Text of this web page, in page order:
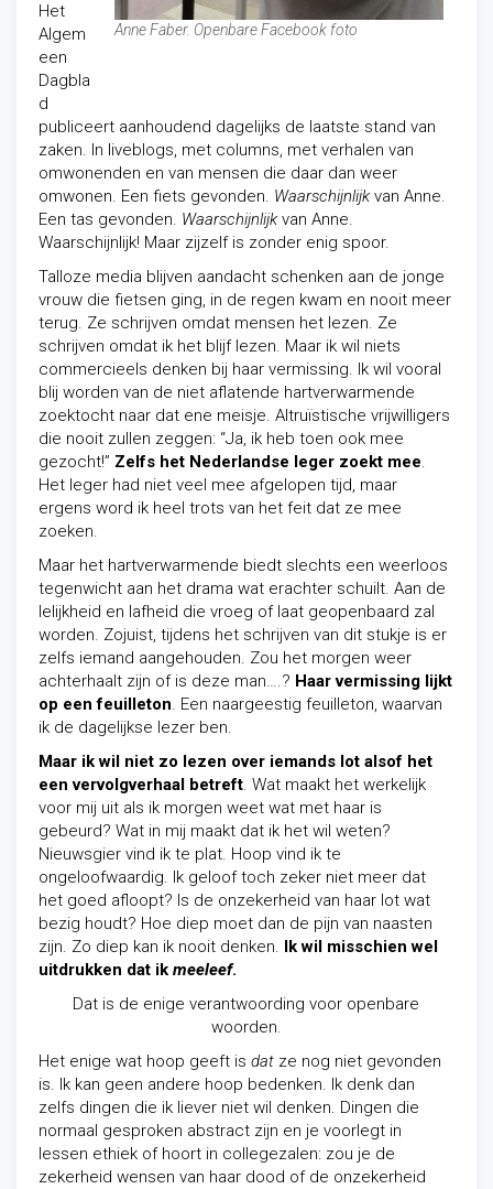
Anne Faber. Openbare Facebook foto
Het
Algem
een
Dagbla
d
publiceert aanhoudend dagelijks de laatste stand van
zaken. In liveblogs, met columns, met verhalen van
omwonenden en van mensen die daar dan weer
omwonen. Een fiets gevonden. Waarschijnlijk van Anne.
Een tas gevonden. Waarschijnlijk van Anne.
Waarschijnlijk! Maar zijzelf is zonder enig spoor.
Talloze media blijven aandacht schenken aan de jonge
vrouw die fietsen ging, in de regen kwam en nooit meer
terug. Ze schrijven omdat mensen het lezen. Ze
schrijven omdat ik het blijf lezen. Maar ik wil niets
commercieels denken bij haar vermissing. Ik wil vooral
blij worden van de niet aflatende hartverwarmende
zoektocht naar dat ene meisje. Altruïstische vrijwilligers
die nooit zullen zeggen: “Ja, ik heb toen ook mee
gezocht!” Zelfs het Nederlandse leger zoekt mee.
Het leger had niet veel mee afgelopen tijd, maar
ergens word ik heel trots van het feit dat ze mee
zoeken.
Maar het hartverwarmende biedt slechts een weerloos
tegenwicht aan het drama wat erachter schuilt. Aan de
lelijkheid en lafheid die vroeg of laat geopenbaard zal
worden. Zojuist, tijdens het schrijven van dit stukje is er
zelfs iemand aangehouden. Zou het morgen weer
achterhaalt zijn of is deze man….? Haar vermissing lijkt
op een feuilleton. Een naargeestig feuilleton, waarvan
ik de dagelijkse lezer ben.
Maar ik wil niet zo lezen over iemands lot alsof het
een vervolgverhaal betreft. Wat maakt het werkelijk
voor mij uit als ik morgen weet wat met haar is
gebeurd? Wat in mij maakt dat ik het wil weten?
Nieuwsgier vind ik te plat. Hoop vind ik te
ongeloofwaardig. Ik geloof toch zeker niet meer dat
het goed afloopt? Is de onzekerheid van haar lot wat
bezig houdt? Hoe diep moet dan de pijn van naasten
zijn. Zo diep kan ik nooit denken. Ik wil misschien wel
uitdrukken dat ik meeleef.
Dat is de enige verantwoording voor openbare
woorden.
Het enige wat hoop geeft is dat ze nog niet gevonden
is. Ik kan geen andere hoop bedenken. Ik denk dan
zelfs dingen die ik liever niet wil denken. Dingen die
normaal gesproken abstract zijn en je voorlegt in
lessen ethiek of hoort in collegezalen: zou je de
zekerheid wensen van haar dood of de onzekerheid